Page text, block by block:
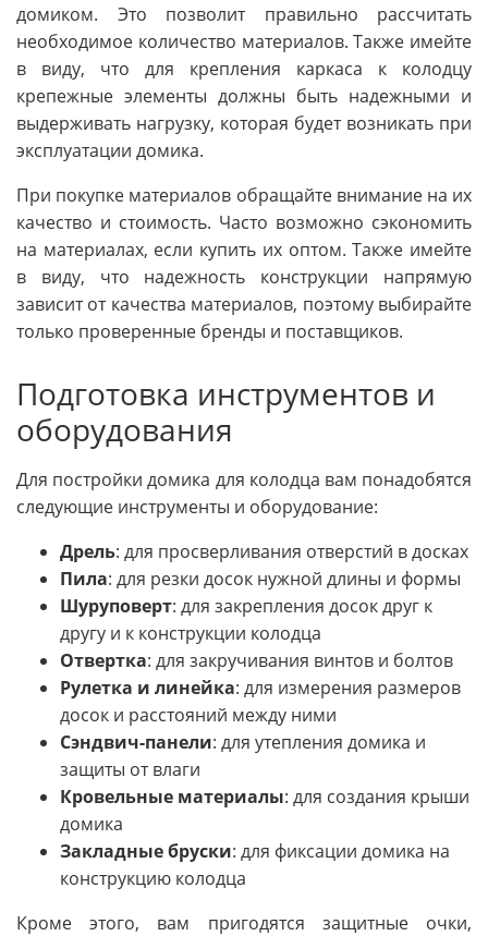
домиком. Это позволит правильно рассчитать
необходимое количество материалов. Также имейте
в виду, что для крепления каркаса к колодцу
крепежные элементы должны быть надежными и
выдерживать нагрузку, которая будет возникать при
эксплуатации домика.
При покупке материалов обращайте внимание на их
качество и стоимость. Часто возможно сэкономить
на материалах, если купить их оптом. Также имейте
в виду, что надежность конструкции напрямую
зависит от качества материалов, поэтому выбирайте
только проверенные бренды и поставщиков.
Подготовка инструментов и
оборудования
Для постройки домика для колодца вам понадобятся
следующие инструменты и оборудование:
Дрель: для просверливания отверстий в досках
Пила: для резки досок нужной длины и формы
Шуруповерт: для закрепления досок друг к
другу и к конструкции колодца
Отвертка: для закручивания винтов и болтов
Рулетка и линейка: для измерения размеров
досок и расстояний между ними
Сэндвич-панели: для утепления домика и
защиты от влаги
Кровельные материалы: для создания крыши
домика
Закладные бруски: для фиксации домика на
конструкцию колодца
Кроме этого, вам пригодятся защитные очки,